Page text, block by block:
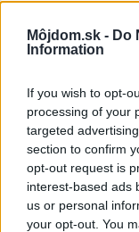
Môjdom.sk - Do
Information
If you wish to opt-
processing of your
targeted
section to confirm
opt-out request is
interest-based ads
us or personal
your opt-out. You
Keď sa dotknete
z prírodných